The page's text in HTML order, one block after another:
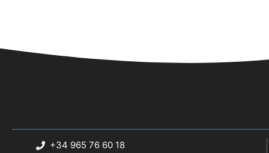
1. INFORMACIÓN PARA EL USUARIO El Excmo.
+34 965 76 60 18